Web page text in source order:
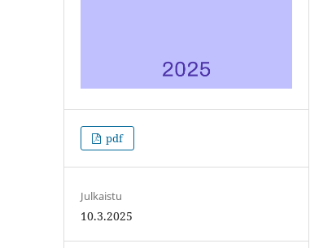
pdf
Julkaistu
10.3.2025